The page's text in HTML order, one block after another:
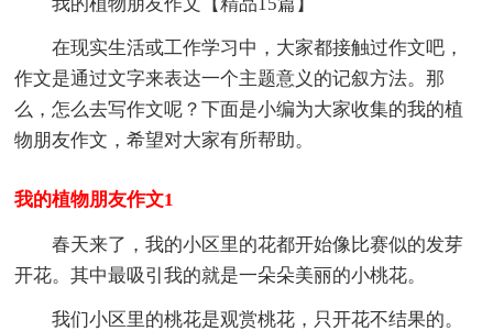
在现实生活或工作学习中，大家都接触过作文吧，
作文是通过文字来表达一个主题意义的记叙方法。那
么，怎么去写作文呢？下面是小编为大家收集的我的植
物朋友作文，希望对大家有所帮助。
我的植物朋友作文1
春天来了，我的小区里的花都开始像比赛似的发芽
开花。其中最吸引我的就是一朵朵美丽的小桃花。
我们小区里的桃花是观赏桃花，只开花不结果的。